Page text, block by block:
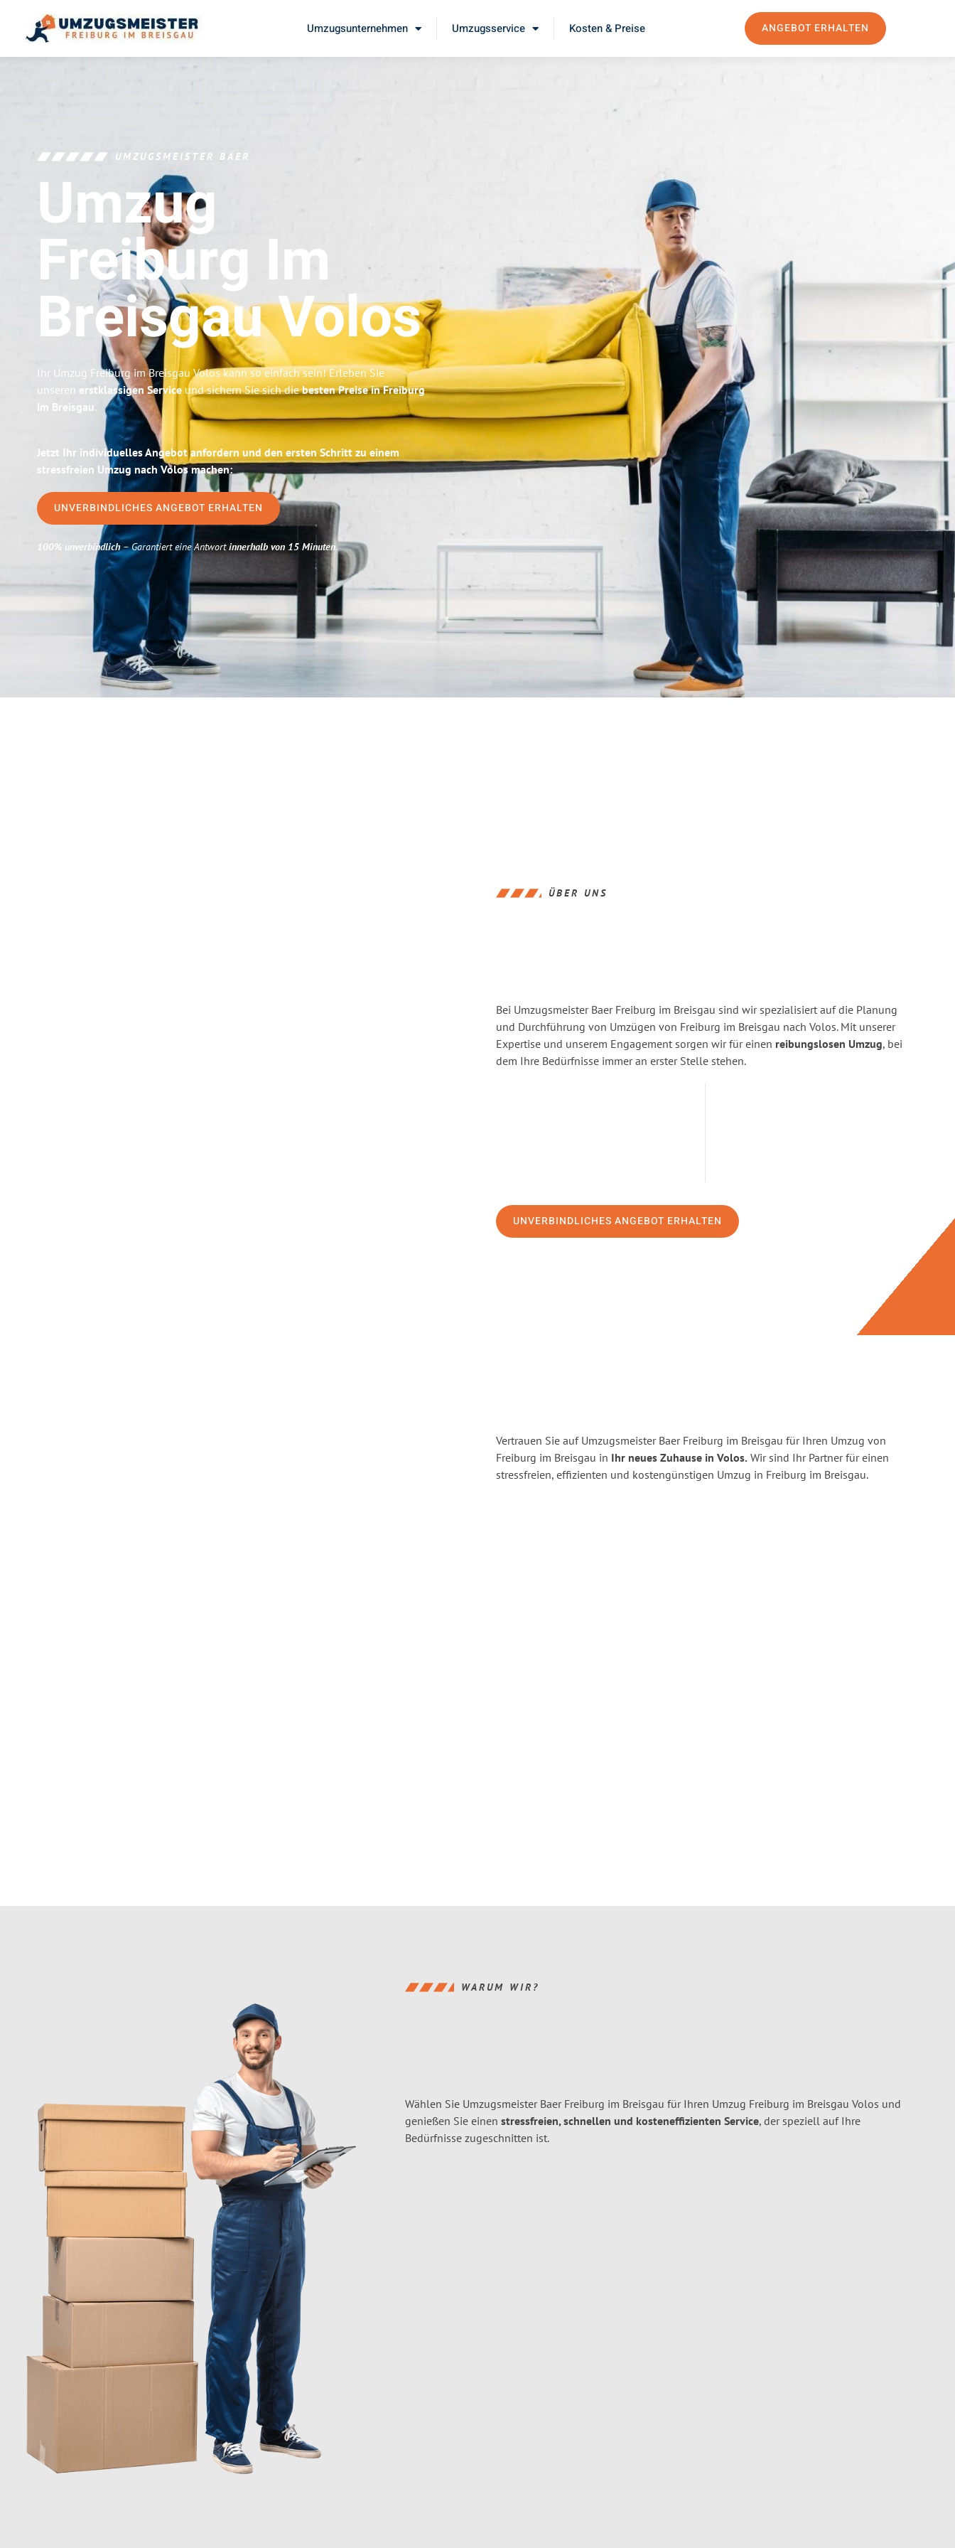
Umzugsunternehmen Umzugsservice Kosten & Preise ANGEBOT ERHALTEN
UMZUGSMEISTER BAER
Umzug
Freiburg Im
BreisgauVolos
Ihr Umzug Freiburg im Breisgau Volos kann so einfach sein! Erleben Sie
unseren erstklassigen Service und sichern Sie sich diebesten Preise in Freiburg
im Breisgau.
Jetzt Ihr individuelles Angebot anfordern und den ersten Schritt zu einem
stressfreien Umzug nach Volos machen:
UNVERBINDLICHES ANGEBOT ERHALTEN
100% unverbindlich– Garantiert eine Antwortinnerhalb von 15 Minuten.
ÜBER UNS
Bei Umzugsmeister Baer Freiburg im Breisgau sind wir spezialisiert auf die Planung
und Durchführung von Umzügen von Freiburg im Breisgau nach Volos. Mit unserer
Expertise und unserem Engagement sorgen wir für einen reibungslosen Umzug, bei
dem Ihre Bedürfnisse immer an erster Stelle stehen.
UNVERBINDLICHES ANGEBOT ERHALTEN
Vertrauen Sie auf Umzugsmeister Baer Freiburg im Breisgau für Ihren Umzug von
Freiburg im Breisgau in Ihr neues Zuhause in Volos. Wir sind Ihr Partner für einen
stressfreien, effizienten und kostengünstigen Umzug in Freiburg im Breisgau.
WARUM WIR?
Wählen Sie Umzugsmeister Baer Freiburg im Breisgau für Ihren Umzug Freiburg im Breisgau Volos und
genießen Sie einen stressfreien, schnellen und kosteneffizienten Service, der speziell auf Ihre
Bedürfnisse zugeschnitten ist.